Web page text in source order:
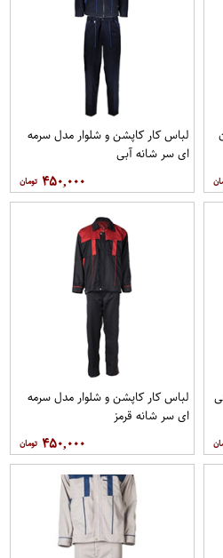
لباس کار کاپشن و شلوار مدل سرمه
ای سر شانه آبی
۴۵۰,۰۰۰
لباس کار کاپشن و شلوار مدل سرمه
ای سر شانه قرمز
۴۵۰,۰۰۰